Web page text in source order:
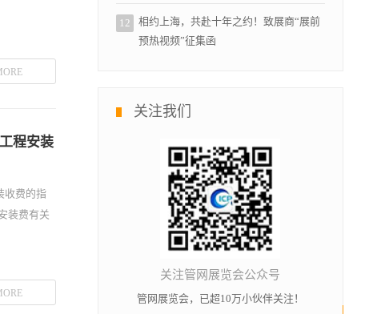
程安装
收费的指
装费有关
12
相约上海，共赴十年之约！致展商“展前
预热视频”征集函
关注我们
关注管网展览会公众号
管网展览会，已超10万小伙伴关注！